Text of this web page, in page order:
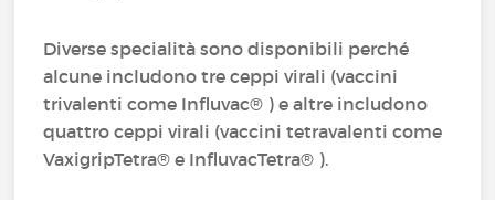
Diverse specialità sono disponibili perché
alcune includono tre ceppi virali (vaccini
trivalenti come Influvac® ) e altre includono
quattro ceppi virali (vaccini tetravalenti come
VaxigripTetra® e InfluvacTetra® ).